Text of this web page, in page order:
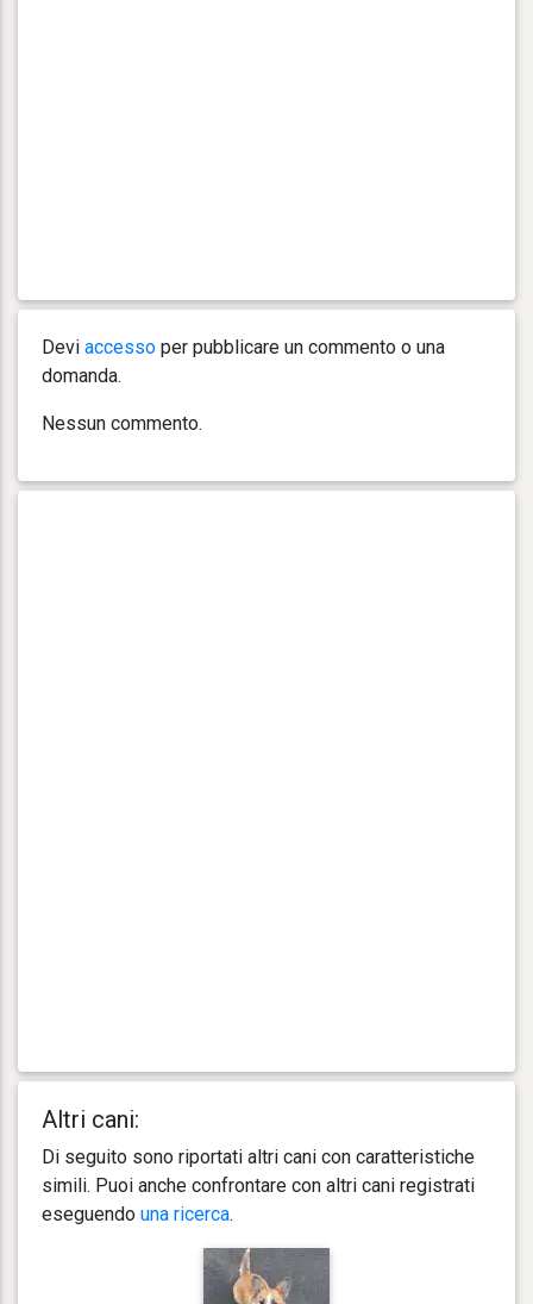
Devi accesso per pubblicare un commento o una
domanda.
Nessun commento.
Altri cani:
Di seguito sono riportati altri cani con caratteristiche
simili. Puoi anche confrontare con altri cani registrati
eseguendo una ricerca.